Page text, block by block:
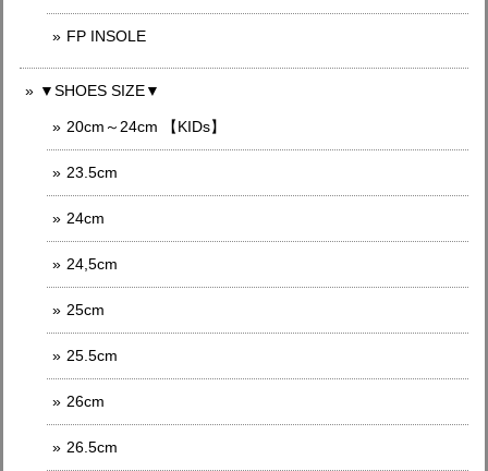
FP INSOLE
▼SHOES SIZE▼
20cm～24cm 【KIDs】
23.5cm
24cm
24,5cm
25cm
25.5cm
26cm
26.5cm